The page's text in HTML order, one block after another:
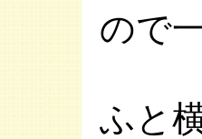
ので
ふと